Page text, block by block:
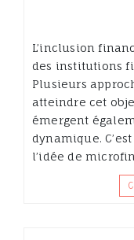
L’inclusion
des institutions
Plusieurs
atteindre cet
émergent
dynamique.
l’idée de